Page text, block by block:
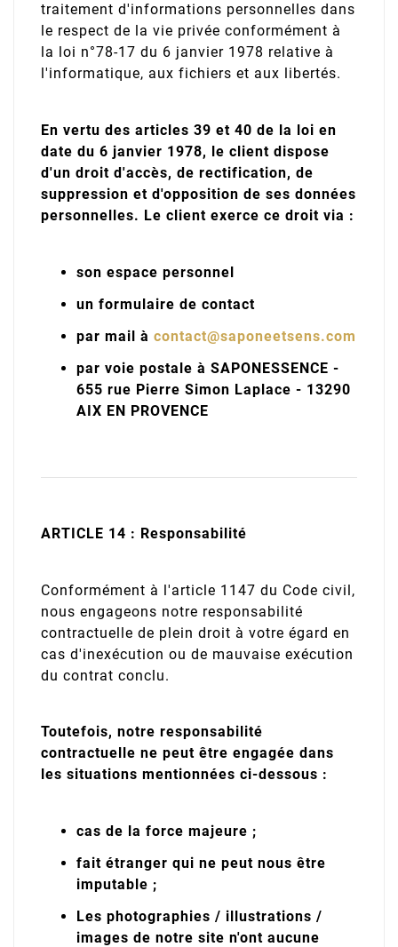
traitement d'informations personnelles dans
le respect de la vie privée conformément à
la loi n°78-17 du 6 janvier 1978 relative à
l'informatique, aux fichiers et aux libertés.
En vertu des articles 39 et 40 de la loi en
date du 6 janvier 1978, le client dispose
d'un droit d'accès, de rectification, de
suppression et d'opposition de ses données
personnelles. Le client exerce ce droit via :
son espace personnel
un formulaire de contact
par mail à contact@saponeetsens.com
par voie postale à SAPONESSENCE -
655 rue Pierre Simon Laplace - 13290
AIX EN PROVENCE
ARTICLE 14 : Responsabilité
Conformément à l'article 1147 du Code civil,
nous engageons notre responsabilité
contractuelle de plein droit à votre égard en
cas d'inexécution ou de mauvaise exécution
du contrat conclu.
Toutefois, notre responsabilité
contractuelle ne peut être engagée dans
les situations mentionnées ci-dessous :
cas de la force majeure ;
fait étranger qui ne peut nous être
imputable ;
Les photographies / illustrations /
images de notre site n'ont aucune